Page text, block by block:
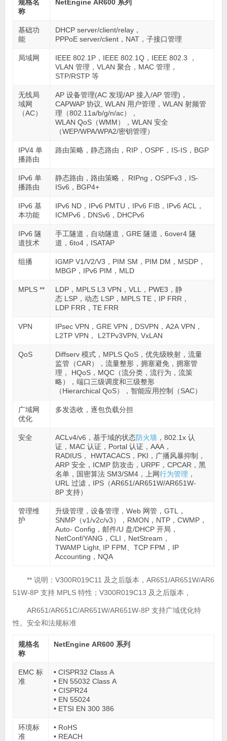
规格名
称
NetEngine AR600 系列
基础功
能
DHCP server/client/relay，
PPPoE server/client，NAT，子接口管理
局域网
IEEE 802.1P，IEEE 802.1Q，IEEE 802.3 ，
VLAN 管理，VLAN 聚合，MAC 管理，
STP/RSTP 等
无线局
域网
（AC）
AP 设备管理(AC 发现/AP 接入/AP 管理)，
CAPWAP 协议, WLAN 用户管理，WLAN 射频管
理（802.11a/b/g/n/ac），
WLAN QoS（WMM），WLAN 安全
（WEP/WPA/WPA2/密钥管理）
IPV4 单
播路由
路由策略，静态路由，RIP，OSPF，IS-IS，BGP
IPv6 单
播路由
静态路由，路由策略， RIPng，OSPFv3，IS-
ISv6，BGP4+
IPv6 基
本功能
IPv6 ND，IPv6 PMTU，IPv6 FIB，IPv6 ACL，
ICMPv6，DNSv6，DHCPv6
IPv6 隧
道技术
手工隧道，自动隧道，GRE 隧道，6over4 隧
道，6to4，ISATAP
组播
IGMP V1/V2/V3，PIM SM，PIM DM，MSDP，
MBGP，IPv6 PIM，MLD
MPLS **
LDP，MPLS L3 VPN，VLL，PWE3，静
态 LSP，动态 LSP，MPLS TE，IP FRR，
LDP FRR，TE FRR
VPN
IPsec VPN，GRE VPN，DSVPN，A2A VPN，
L2TP VPN， L2TPv3VPN, VxLAN
QoS
Diffserv 模式，MPLS QoS，优先级映射，流量
监管（CAR），流量整形，拥塞避免，拥塞管
理， HQoS，MQC（流分类，流行为，流策
略），端口三级调度和三级整形
（Hierarchical QoS），智能应用控制（SAC）
广域网
优化
多发选收，逐包负载分担
安全 ACLv4/v6，基于域的状态防火墙，802.1x 认
证，MAC 认证，Portal 认证，AAA，
RADIUS， HWTACACS，PKI，广播风暴抑制，
ARP 安全，ICMP 防攻击，URPF，CPCAR，黑
名单，国密算法 SM3/SM4，上网行为管理 ，
URL 过滤，IPS（AR651/AR651W/AR651W-
8P 支持）
管理维
护
升级管理，设备管理，Web 网管，GTL，
SNMP（v1/v2c/v3），RMON，NTP，CWMP，
Auto- Config，邮件/U 盘/DHCP 开局，
NetConf/YANG，CLI，NetStream，
TWAMP Light, IP FPM、TCP FPM，IP
Accounting，NQA
** 说明：V300R019C11 及之后版本，AR651/AR651W/AR6
51W-8P 支持 MPLS 特性；V300R019C13 及之后版本，
AR651/AR651C/AR651W/AR651W-8P 支持广域优化特
性。安全和法规标准
规格名
称
NetEngine AR600 系列
EMC 标
准
• CISPR32 Class A
• EN 55032 Class A
• CISPR24
• EN 55024
• ETSI EN 300 386
环境标
准
• RoHS
• REACH